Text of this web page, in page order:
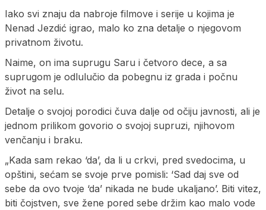
Iako svi znaju da nabroje filmove i serije u kojima je
Nenad Jezdić igrao, malo ko zna detalje o njegovom
privatnom životu.
Naime, on ima suprugu Saru i četvoro dece, a sa
suprugom je odlulučio da pobegnu iz grada i počnu
život na selu.
Detalje o svojoj porodici čuva dalje od očiju javnosti, ali je
jednom prilikom govorio o svojoj supruzi, njihovom
venčanju i braku.
„Kada sam rekao ‘da’, da li u crkvi, pred svedocima, u
opštini, sećam se svoje prve pomisli: ‘Sad daj sve od
sebe da ovo tvoje ‘da’ nikada ne bude ukaljano’. Biti vitez,
biti čojstven, sve žene pored sebe držim kao malo vode